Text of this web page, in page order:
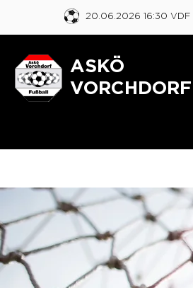
20.06.2026 16:30 VDF
ASKÖ
VORCHDORF